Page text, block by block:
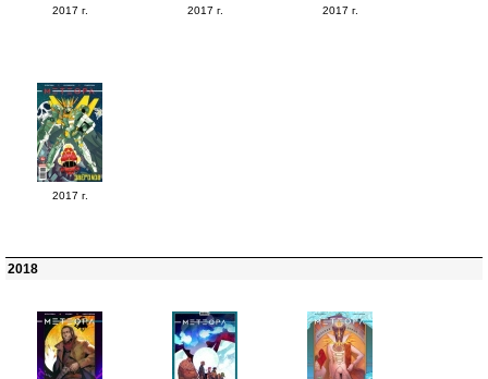
2017 г. 2017 г. 2017 г.
2017 г.
2018